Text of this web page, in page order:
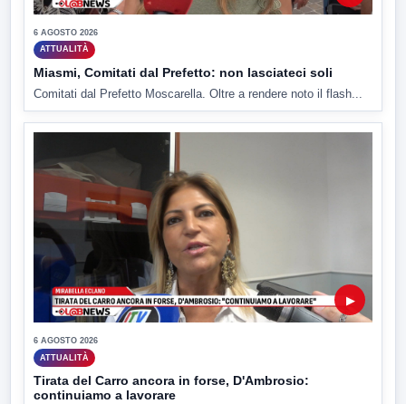
6 AGOSTO 2026
ATTUALITÀ
Miasmi, Comitati dal Prefetto: non lasciateci soli
Comitati dal Prefetto Moscarella. Oltre a rendere noto il flash...
▶
6 AGOSTO 2026
ATTUALITÀ
Tirata del Carro ancora in forse, D'Ambrosio:
continuiamo a lavorare